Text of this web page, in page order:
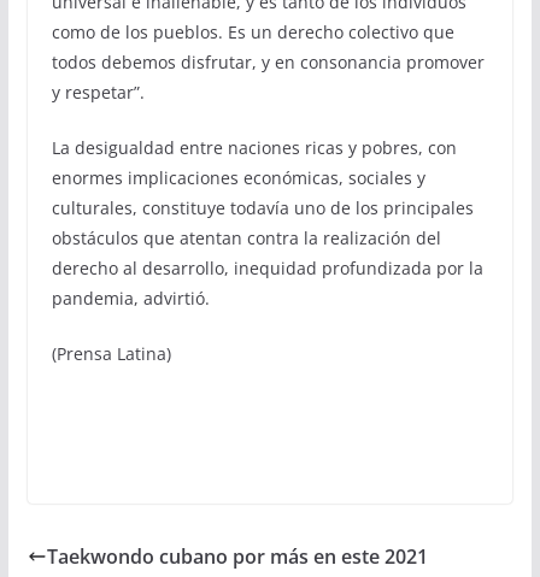
como de los pueblos. Es un derecho colectivo que
todos debemos disfrutar, y en consonancia promover
y respetar”.
La desigualdad entre naciones ricas y pobres, con
enormes implicaciones económicas, sociales y
culturales, constituye todavía uno de los principales
obstáculos que atentan contra la realización del
derecho al desarrollo, inequidad profundizada por la
pandemia, advirtió.
(Prensa Latina)
Taekwondo cubano por más en este 2021